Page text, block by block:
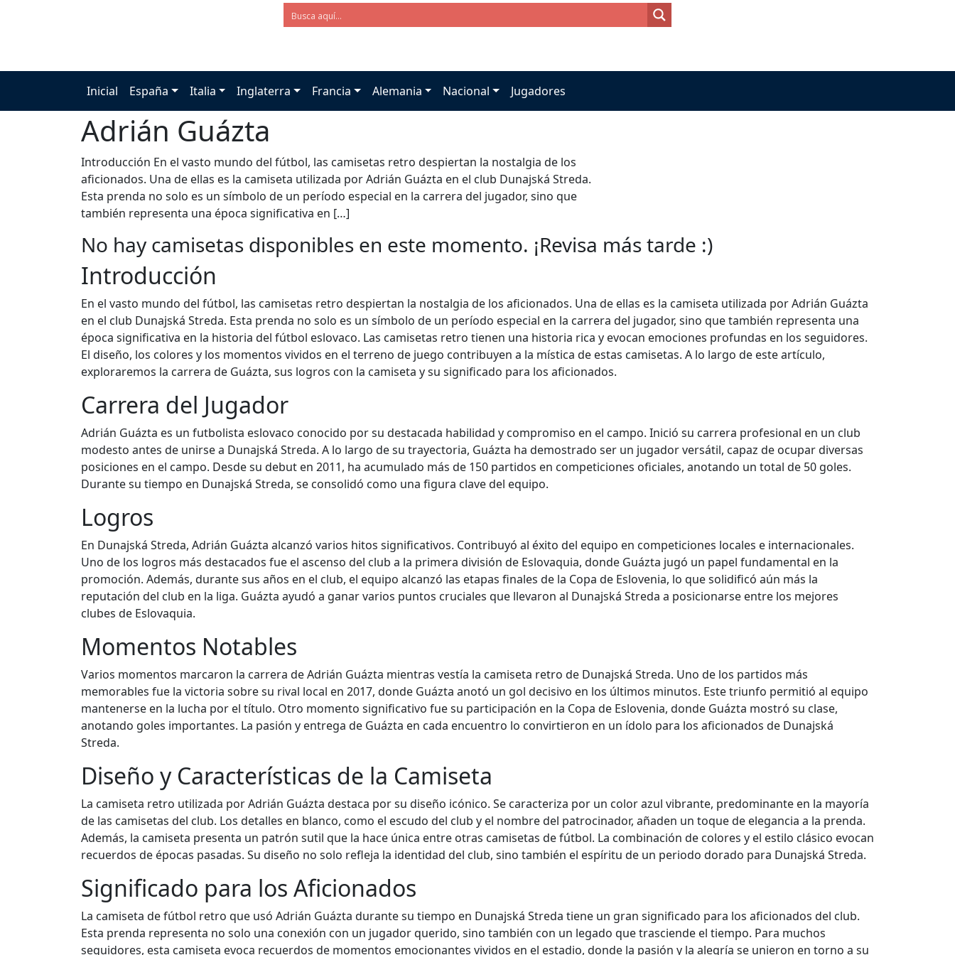
Inicial España Italia Inglaterra Francia Alemania Nacional Jugadores
Adrián Guázta
Introducción En el vasto mundo del fútbol, las camisetas retro despiertan la nostalgia de los
aficionados. Una de ellas es la camiseta utilizada por Adrián Guázta en el club Dunajská Streda.
Esta prenda no solo es un símbolo de un período especial en la carrera del jugador, sino que
también representa una época significativa en […]
No hay camisetas disponibles en este momento. ¡Revisa más tarde :)
Introducción
En el vasto mundo del fútbol, las camisetas retro despiertan la nostalgia de los aficionados. Una de ellas es la camiseta utilizada por Adrián Guázta
en el club Dunajská Streda. Esta prenda no solo es un símbolo de un período especial en la carrera del jugador, sino que también representa una
época significativa en la historia del fútbol eslovaco. Las camisetas retro tienen una historia rica y evocan emociones profundas en los seguidores.
El diseño, los colores y los momentos vividos en el terreno de juego contribuyen a la mística de estas camisetas. A lo largo de este artículo,
exploraremos la carrera de Guázta, sus logros con la camiseta y su significado para los aficionados.
Carrera del Jugador
Adrián Guázta es un futbolista eslovaco conocido por su destacada habilidad y compromiso en el campo. Inició su carrera profesional en un club
modesto antes de unirse a Dunajská Streda. A lo largo de su trayectoria, Guázta ha demostrado ser un jugador versátil, capaz de ocupar diversas
posiciones en el campo. Desde su debut en 2011, ha acumulado más de 150 partidos en competiciones oficiales, anotando un total de 50 goles.
Durante su tiempo en Dunajská Streda, se consolidó como una figura clave del equipo.
Logros
En Dunajská Streda, Adrián Guázta alcanzó varios hitos significativos. Contribuyó al éxito del equipo en competiciones locales e internacionales.
Uno de los logros más destacados fue el ascenso del club a la primera división de Eslovaquia, donde Guázta jugó un papel fundamental en la
promoción. Además, durante sus años en el club, el equipo alcanzó las etapas finales de la Copa de Eslovenia, lo que solidificó aún más la
reputación del club en la liga. Guázta ayudó a ganar varios puntos cruciales que llevaron al Dunajská Streda a posicionarse entre los mejores
clubes de Eslovaquia.
Momentos Notables
Varios momentos marcaron la carrera de Adrián Guázta mientras vestía la camiseta retro de Dunajská Streda. Uno de los partidos más
memorables fue la victoria sobre su rival local en 2017, donde Guázta anotó un gol decisivo en los últimos minutos. Este triunfo permitió al equipo
mantenerse en la lucha por el título. Otro momento significativo fue su participación en la Copa de Eslovenia, donde Guázta mostró su clase,
anotando goles importantes. La pasión y entrega de Guázta en cada encuentro lo convirtieron en un ídolo para los aficionados de Dunajská
Streda.
Diseño y Características de la Camiseta
La camiseta retro utilizada por Adrián Guázta destaca por su diseño icónico. Se caracteriza por un color azul vibrante, predominante en la mayoría
de las camisetas del club. Los detalles en blanco, como el escudo del club y el nombre del patrocinador, añaden un toque de elegancia a la prenda.
Además, la camiseta presenta un patrón sutil que la hace única entre otras camisetas de fútbol. La combinación de colores y el estilo clásico evocan
recuerdos de épocas pasadas. Su diseño no solo refleja la identidad del club, sino también el espíritu de un periodo dorado para Dunajská Streda.
Significado para los Aficionados
La camiseta de fútbol retro que usó Adrián Guázta durante su tiempo en Dunajská Streda tiene un gran significado para los aficionados del club.
Esta prenda representa no solo una conexión con un jugador querido, sino también con un legado que trasciende el tiempo. Para muchos
seguidores, esta camiseta evoca recuerdos de momentos emocionantes vividos en el estadio, donde la pasión y la alegría se unieron en torno a su